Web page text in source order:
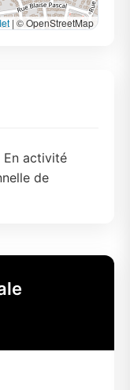
| © OpenStreetMap
En activité
de